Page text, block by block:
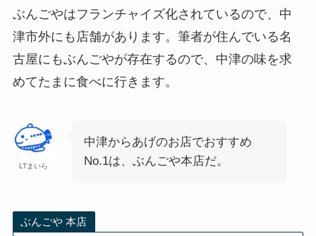
ぶんごやはフランチャイズ化されているので、中
津市外にも店舗があります。筆者が住んでいる名
古屋にもぶんごやが存在するので、中津の味を求
めてたまに食べに行きます。
LTまいら
中津からあげのお店でおすすめ
No.1は、ぶんごや本店だ。
ぶんごや 本店